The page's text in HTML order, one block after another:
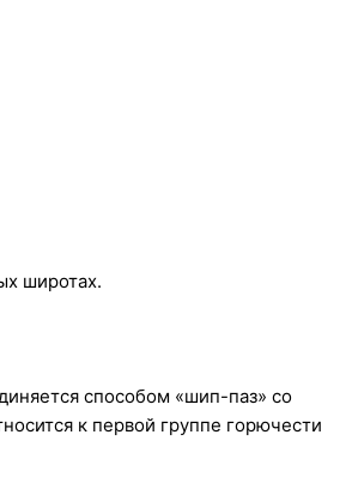
широтах.
способом «шип-паз» со
к первой группе горючести